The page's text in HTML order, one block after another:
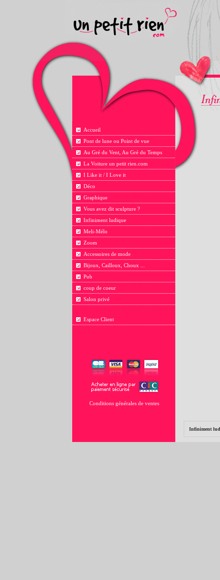
Accueil
Pont de lune ou Point de vue
Au Gré du Vent, Au Gré du Temps
La Voiture un petit rien.com
I Like it / I Love it
Déco
Graphique
Vous avez dit sculpture ?
Infiniment ludique
Meli-Mélo
Zoom
Accessoires de mode
Bijoux, Cailloux, Choux ...
Pub
coup de coeur
Salon privé
Espace Client
Conditions générales de ventes
Infiniment